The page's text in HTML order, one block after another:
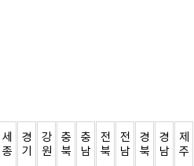
세
종
경
기
강
원
충
북
충
남
전
북
전
남
경
북
경
남
제
주